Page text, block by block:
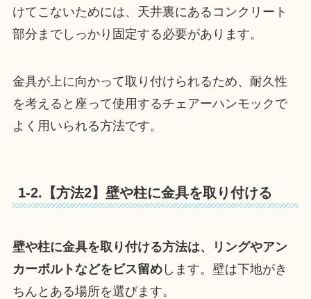
けてこないためには、天井裏にあるコンクリート
部分までしっかり固定する必要があります。
金具が上に向かって取り付けられるため、耐久性
を考えると座って使用するチェアーハンモックで
よく用いられる方法です。
1-2.【方法2】壁や柱に金具を取り付ける
壁や柱に金具を取り付ける方法は、リングやアン
カーボルトなどをビス留めします。壁は下地がき
ちんとある場所を選びます。